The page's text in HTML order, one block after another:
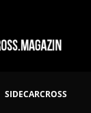
MOTOCROSS INT
SIDECARCROSS